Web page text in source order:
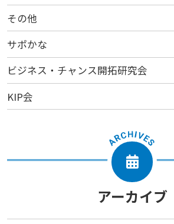
その他
サポかな
ビジネス・チャンス開拓研究会
KIP会
アーカイブ